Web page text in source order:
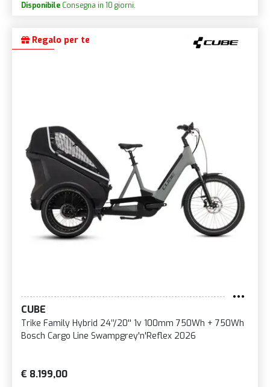
Disponibile Consegna in 10 giorni.
Regalo per te
CUBE
Trike Family Hybrid 24’’/20'' 1v 100mm 750Wh + 750Wh
Bosch Cargo Line Swampgrey'n'Reflex 2026
€ 8.199,00